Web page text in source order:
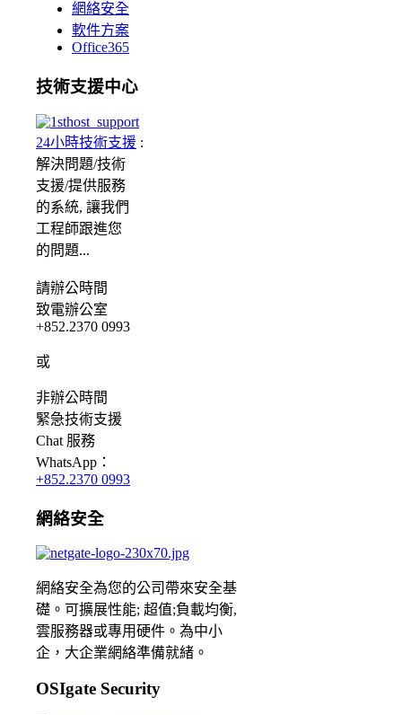
網絡安全
軟件方案
Office365
技術支援中心
24小時技術支援 :
解決問題/技術
支援/提供服務
的系統, 讓我們
工程師跟進您
的問題...
請辦公時間
致電辦公室
+852.2370 0993
或
非辦公時間
緊急技術支援
Chat 服務
WhatsApp：
+852.2370 0993
網絡安全
網絡安全為您的公司帶來安全基
礎。可擴展性能; 超值;負載均衡,
雲服務器或專用硬件。為中小
企，大企業網絡準備就緒。
OSIgate Security